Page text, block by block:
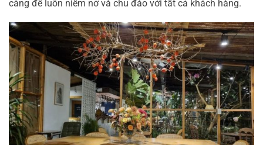
càng để luôn niềm nở và chu đáo với tất cả khách hàng.